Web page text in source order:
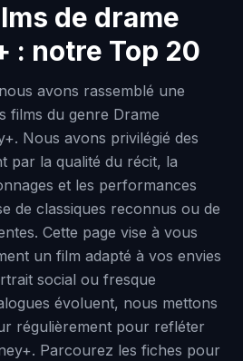
de drame
: notre Top 20
avons rassemblé une
films du genre Drame
Nous avons privilégié des
par la qualité du récit, la
et les performances
de classiques reconnus ou de
Cette page vise à vous
un film adapté à vos envies
social ou fresque
évoluent, nous mettons
régulièrement pour refléter
Parcourez les fiches pour